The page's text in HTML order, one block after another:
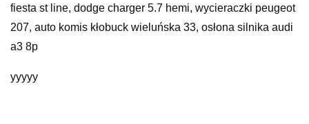
fiesta st line, dodge charger 5.7 hemi, wycieraczki peugeot
207, auto komis kłobuck wieluńska 33, osłona silnika audi
a3 8p
yyyyy